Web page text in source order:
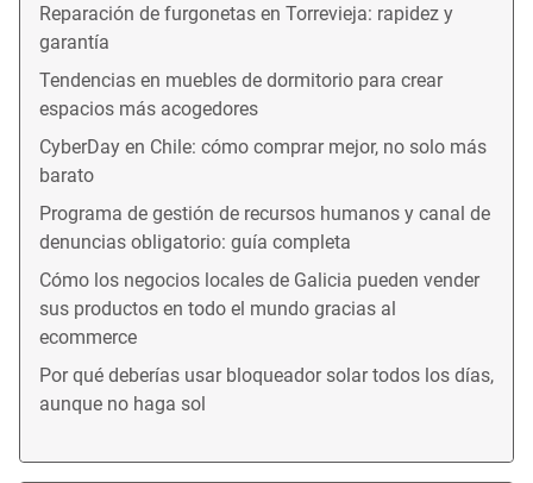
Reparación de furgonetas en Torrevieja: rapidez y
garantía
Tendencias en muebles de dormitorio para crear
espacios más acogedores
CyberDay en Chile: cómo comprar mejor, no solo más
barato
Programa de gestión de recursos humanos y canal de
denuncias obligatorio: guía completa
Cómo los negocios locales de Galicia pueden vender
sus productos en todo el mundo gracias al
ecommerce
Por qué deberías usar bloqueador solar todos los días,
aunque no haga sol